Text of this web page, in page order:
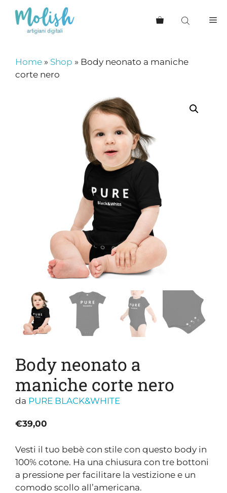
contenuto
Home » Shop » Body neonato a maniche
corte nero
Body neonato a
maniche corte nero
da PURE BLACK&WHITE
€39,00
Vesti il tuo bebè con stile con questo body in
100% cotone. Ha una chiusura con tre bottoni
a pressione per facilitare la vestizione e un
comodo scollo all’americana.